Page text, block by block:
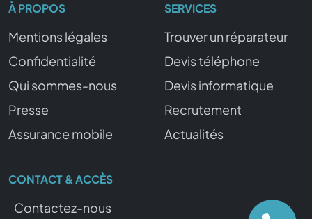
À PROPOS
Mentions légales
Confidentialité
Qui sommes-nous
Presse
Assurance mobile
SERVICES
Trouver un réparateur
Devis téléphone
Devis informatique
Recrutement
Actualités
CONTACT & ACCÈS
Contactez-nous